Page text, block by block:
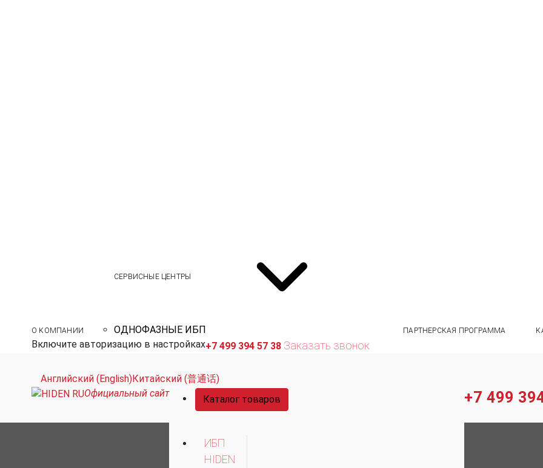
О КОМПАНИИ
СЕРВИСНЫЕ ЦЕНТРЫ
ОДНОФАЗНЫЕ ИБП ПАРТНЕРСКАЯ ПРОГРАММА
Включите авторизацию в настройках+7 499 394 57 38 Заказать звонок
Английский (English)Китайский (普通话)
Официальный сайт
Каталог товаров
ИБП
HIDEN
+7 499